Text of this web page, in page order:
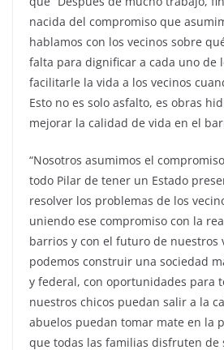
nacida del compromiso que
hablamos con los vecinos sobre
falta para dignificar a cada uno de
facilitarle la vida a los vecinos
Esto no es solo asfalto, es obras
mejorar la calidad de vida en el
“Nosotros asumimos el
todo Pilar de tener un Estado
resolver los problemas de los
uniendo ese compromiso con la
barrios y con el futuro de nuestros
podemos construir una sociedad
y federal, con oportunidades para
nuestros chicos puedan salir a la
abuelos puedan tomar mate en la
que todas las familias disfruten de